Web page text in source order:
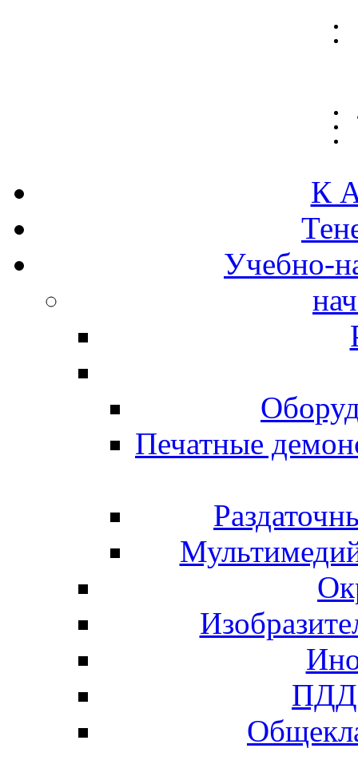
К
Учебно-
Печатные
ПДД